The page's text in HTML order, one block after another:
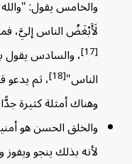
والخامس يقول: "والله
لَأَبْغَضُ الناس إليَّ، فما
، والسادس يقول بعد
الناس"[18]
، ثم يدعو
وهناك أمثلة كثيرة جدًّا.
والخلق الحسن هو
لأنه بذلك ينجو ويفوز